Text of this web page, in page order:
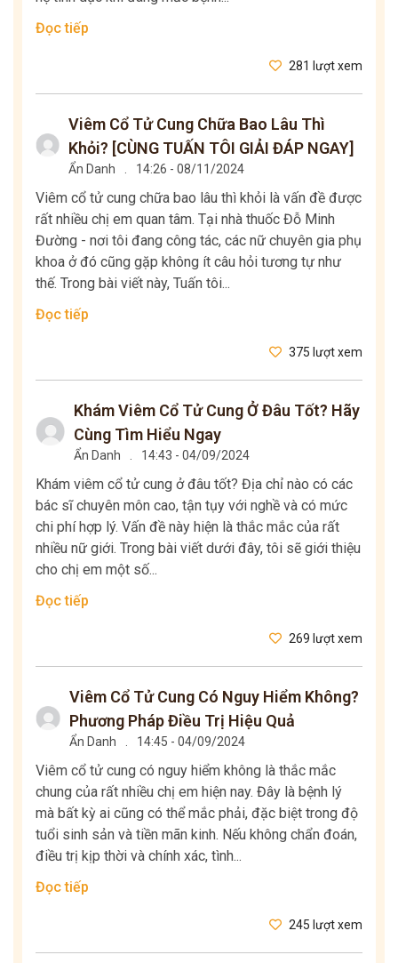
Đọc tiếp
281 lượt xem
Viêm Cổ Tử Cung Chữa Bao Lâu Thì
Khỏi? [CÙNG TUẤN TÔI GIẢI ĐÁP NGAY]
Ẩn Danh . 14:26 - 08/11/2024
Viêm cổ tử cung chữa bao lâu thì khỏi là vấn đề được
rất nhiều chị em quan tâm. Tại nhà thuốc Đỗ Minh
Đường - nơi tôi đang công tác, các nữ chuyên gia phụ
khoa ở đó cũng gặp không ít câu hỏi tương tự như
thế. Trong bài viết này, Tuấn tôi...
Đọc tiếp
375 lượt xem
Khám Viêm Cổ Tử Cung Ở Đâu Tốt? Hãy
Cùng Tìm Hiểu Ngay
Ẩn Danh . 14:43 - 04/09/2024
Khám viêm cổ tử cung ở đâu tốt? Địa chỉ nào có các
bác sĩ chuyên môn cao, tận tụy với nghề và có mức
chi phí hợp lý. Vấn đề này hiện là thắc mắc của rất
nhiều nữ giới. Trong bài viết dưới đây, tôi sẽ giới thiệu
cho chị em một số...
Đọc tiếp
269 lượt xem
Viêm Cổ Tử Cung Có Nguy Hiểm Không?
Phương Pháp Điều Trị Hiệu Quả
Ẩn Danh . 14:45 - 04/09/2024
Viêm cổ tử cung có nguy hiểm không là thắc mắc
chung của rất nhiều chị em hiện nay. Đây là bệnh lý
mà bất kỳ ai cũng có thể mắc phải, đặc biệt trong độ
tuổi sinh sản và tiền mãn kinh. Nếu không chẩn đoán,
điều trị kịp thời và chính xác, tình...
Đọc tiếp
245 lượt xem